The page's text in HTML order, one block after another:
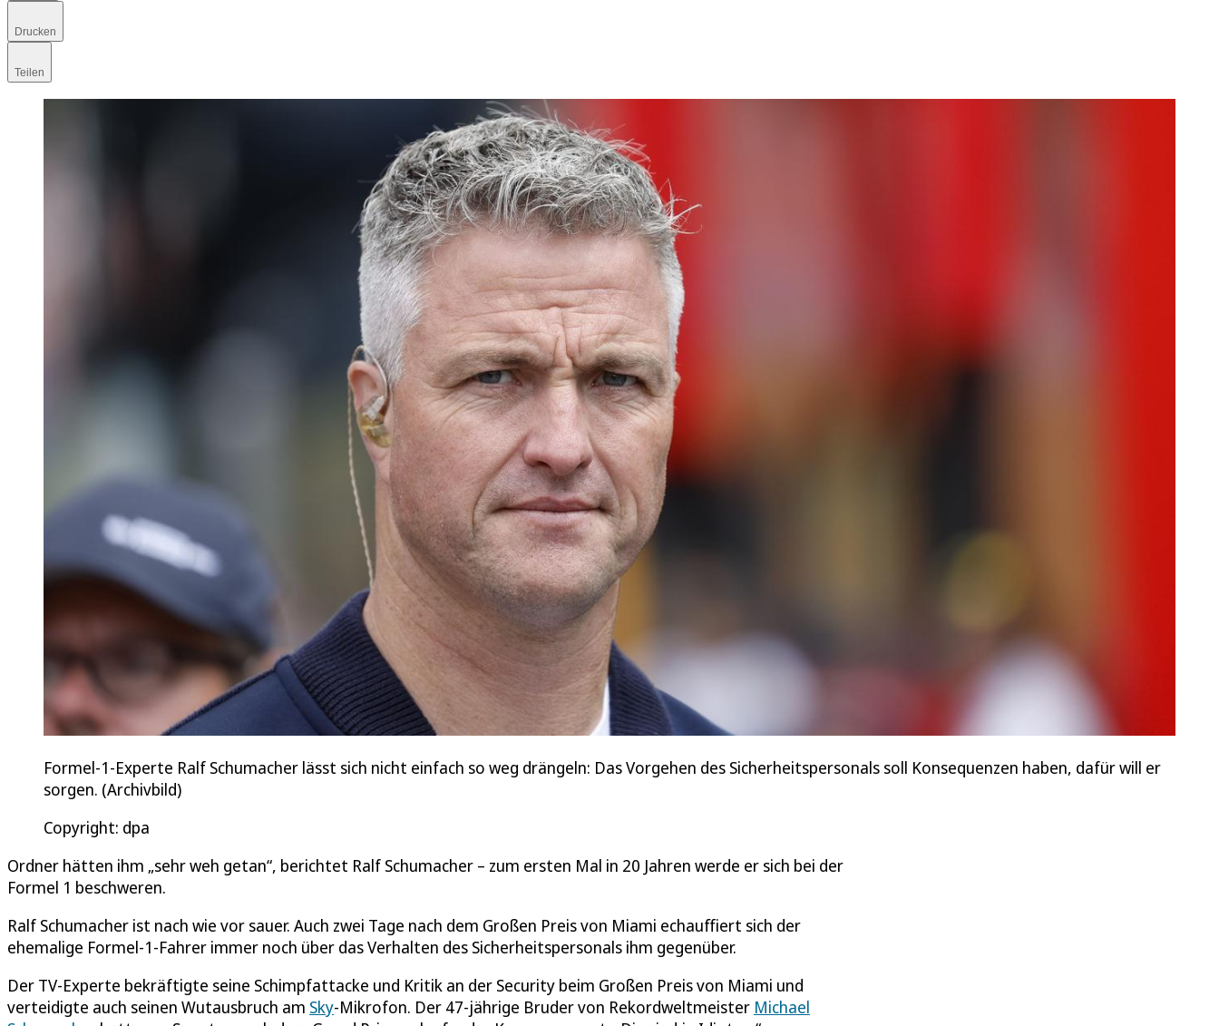
Drucken
Teilen
Formel-1-Experte Ralf Schumacher lässt sich nicht einfach so weg drängeln: Das Vorgehen des Sicherheitspersonals soll Konsequenzen haben, dafür will er
sorgen. (Archivbild)
Copyright: dpa
Ordner hätten ihm „sehr weh getan“, berichtet Ralf Schumacher – zum ersten Mal in 20 Jahren werde er sich bei der
Formel 1 beschweren.
Ralf Schumacher ist nach wie vor sauer. Auch zwei Tage nach dem Großen Preis von Miami echauffiert sich der
ehemalige Formel-1-Fahrer immer noch über das Verhalten des Sicherheitspersonals ihm gegenüber.
Der TV-Experte bekräftigte seine Schimpfattacke und Kritik an der Security beim Großen Preis von Miami und
verteidigte auch seinen Wutausbruch am Sky-Mikrofon. Der 47-jährige Bruder von Rekordweltmeister Michael